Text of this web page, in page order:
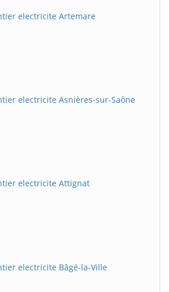
electricite Artemare
electricite Asnières-sur-Saône
electricite Attignat
electricite Bâgé-la-Ville